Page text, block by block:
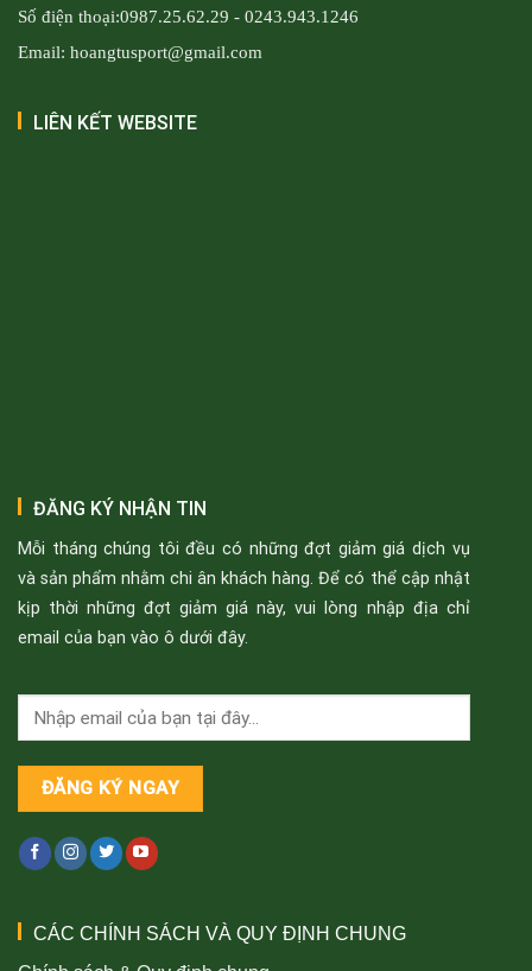
Số điện thoại:0987.25.62.29 - 0243.943.1246
Email: hoangtusport@gmail.com
LIÊN KẾT WEBSITE
ĐĂNG KÝ NHẬN TIN
Mỗi tháng chúng tôi đều có những đợt giảm giá dịch vụ
và sản phẩm nhằm chi ân khách hàng. Để có thể cập nhật
kịp thời những đợt giảm giá này, vui lòng nhập địa chỉ
email của bạn vào ô dưới đây.
CÁC CHÍNH SÁCH VÀ QUY ĐỊNH CHUNG